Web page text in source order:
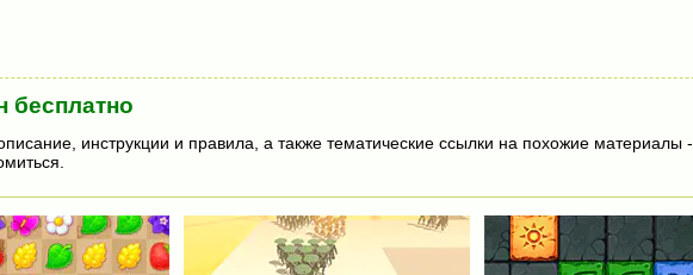
бесплатно
инструкции и правила, а также тематические ссылки на похожие материалы -